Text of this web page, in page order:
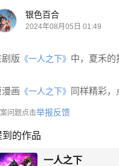
银色百合
2024年08月05日 01:49
版 《一人之下》 中，夏禾的
漫画 《一人之下》 同样精彩，
问题点击举报反馈
到的作品
一人之下